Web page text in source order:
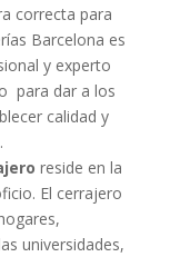
correcta para
Barcelona es
y experto
para dar a los
calidad y
reside en la
El cerrajero
universidades,